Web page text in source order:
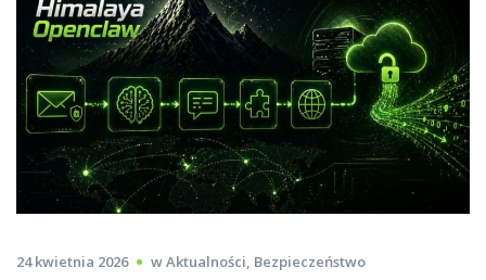
24 kwietnia 2026 wAktualności Bezpieczeństwo